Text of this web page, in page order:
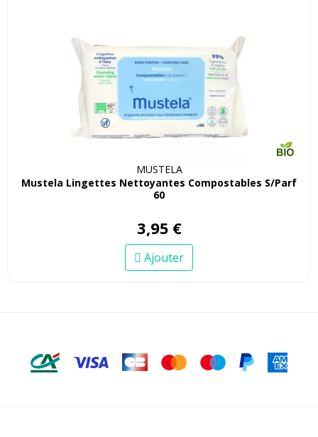
MUSTELA
Mustela Lingettes Nettoyantes Compostables S/Parf
60
3,95 €
Ajouter